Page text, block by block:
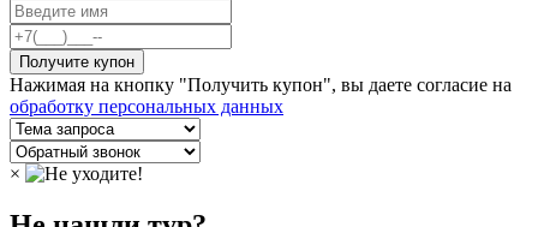
Нажимая на кнопку "Получить купон", вы даете согласие на
обработку персональных данных
×